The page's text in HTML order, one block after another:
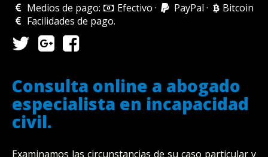
Medios de pago:
Efectivo · PayPal ·
Bitcoin
Facilidades de pago.
Consulta online a abogado
especialista en incapacidad
civil.
Examinamos las circunstancias de su caso particular y